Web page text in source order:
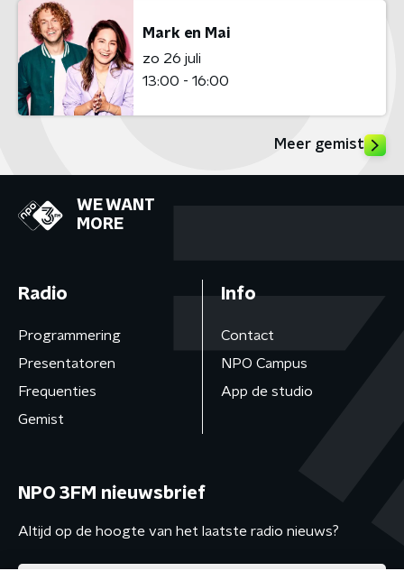
Mark en Mai
zo 26 juli
13:00 - 16:00
Meer gemist
WE WANT
MORE
Radio
Programmering
Presentatoren
Frequenties
Gemist
Info
Contact
NPO Campus
App de studio
NPO 3FM nieuwsbrief
Altijd op de hoogte van het laatste radio nieuws?